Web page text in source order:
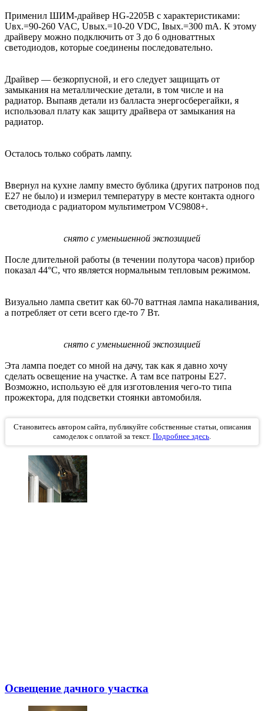
Применил ШИМ-драйвер HG-2205B с характеристиками:
Uвх.=90-260 VAC, Uвых.=10-20 VDC, Iвых.=300 mA. К этому
драйверу можно подключить от 3 до 6 одноваттных
светодиодов, которые соединены последовательно.
Драйвер — безкорпусной, и его следует защищать от
замыкания на металлические детали, в том числе и на
радиатор. Выпаяв детали из балласта энергосберегайки, я
использовал плату как защиту драйвера от замыкания на
радиатор.
Осталось только собрать лампу.
Ввернул на кухне лампу вместо бублика (других патронов под
Е27 не было) и измерил температуру в месте контакта одного
светодиода с радиатором мультиметром VC9808+.
снято с уменьшенной экспозицией
После длительной работы (в течении полутора часов) прибор
показал 44°С, что является нормальным тепловым режимом.
Визуально лампа светит как 60-70 ваттная лампа накаливания,
а потребляет от сети всего где-то 7 Вт.
снято с уменьшенной экспозицией
Эта лампа поедет со мной на дачу, так как я давно хочу
сделать освещение на участке. А там все патроны Е27.
Возможно, использую её для изготовления чего-то типа
прожектора, для подсветки стоянки автомобиля.
Становитесь автором сайта, публикуйте собственные статьи, описания
самоделок с оплатой за текст. Подробнее здесь.
Освещение дачного участка